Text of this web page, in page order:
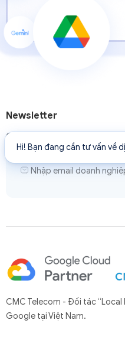
Newsletter
Cập nhật các tin tức, sự kiện
CMC Telecom - Đối tác “Local
Google tại Việt Nam.
Hi! Bạn đang cần tư vấn về